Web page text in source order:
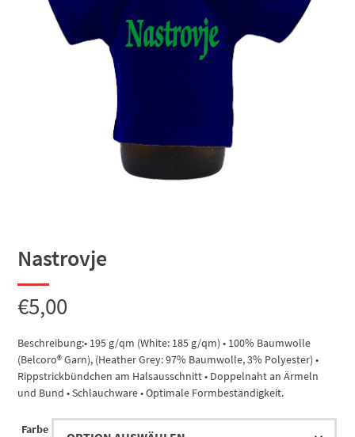
Nastrovje
€5,00
Beschreibung:• 195 g/qm (White: 185 g/qm) • 100% Baumwolle
(Belcoro® Garn), (Heather Grey: 97% Baumwolle, 3% Polyester) •
Rippstrickbündchen am Halsausschnitt • Doppelnaht an Ärmeln
und Bund • Schlauchware • Optimale Formbeständigkeit.
Farbe